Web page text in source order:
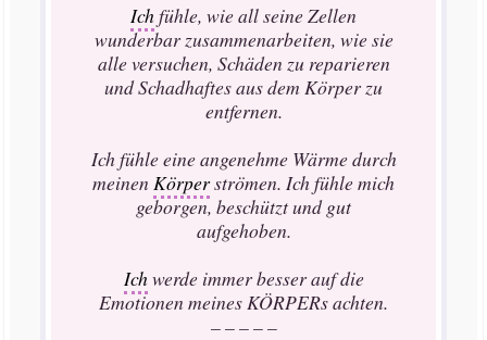
Ichfühle, wie all seine Zellen
wunderbar zusammenarbeiten, wie sie
alle versuchen, Schäden zu reparieren
und Schadhaftes aus dem Körper zu
entfernen.
Ich fühle eine angenehme Wärme durch
meinen Körperströmen. Ich fühle mich
geborgen, beschützt und gut
aufgehoben.
Ichwerde immer besser auf die
Emotionen meines KÖRPERs achten.
– – – – –